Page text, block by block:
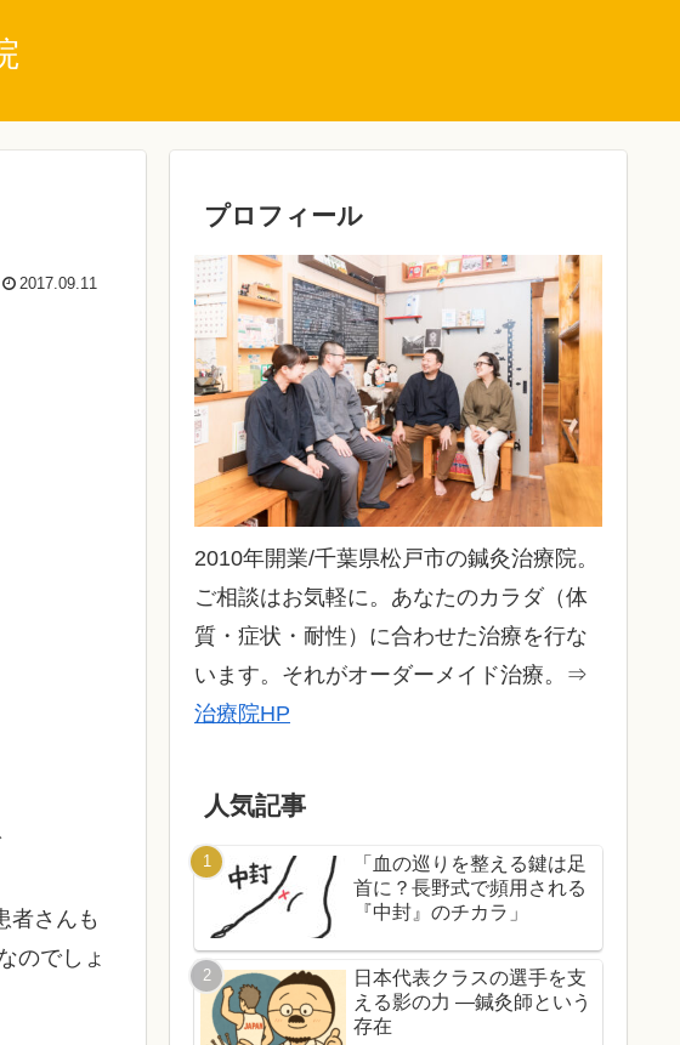
2017.09.11
者さんも
のでしょ
プロフィール
2010年開業/千葉県松戸市の鍼灸治療院。
ご相談はお気軽に。あなたのカラダ（体
質・症状・耐性）に合わせた治療を行な
います。それがオーダーメイド治療。⇒
治療院HP
人気記事
「血の巡りを整える鍵は足
首に？長野式で頻用される
『中封』のチカラ」
日本代表クラスの選手を支
える影の力 ―鍼灸師という
存在